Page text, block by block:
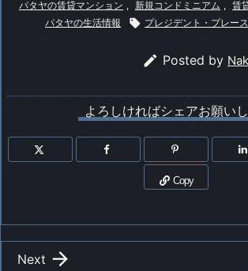
パタヤの賃貸マンション , 新規コンドミニアム , 賃
パタヤの生活情報
 プレジデント・プレース
 Posted by
よろしければシェアお願い
Copy

Next